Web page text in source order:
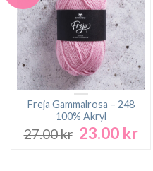
Freja Gammalrosa – 248
100% Akryl
27.00kr Det
23.00 krDet